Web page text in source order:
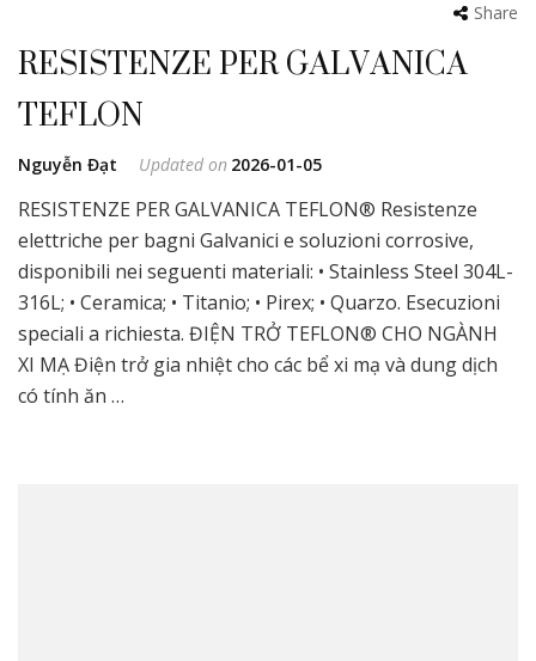
Share
RESISTENZE PER GALVANICA
TEFLON
Nguyễn Đạt Updated on 2026-01-05
RESISTENZE PER GALVANICA TEFLON® Resistenze
elettriche per bagni Galvanici e soluzioni corrosive,
disponibili nei seguenti materiali: • Stainless Steel 304L-
316L; • Ceramica; • Titanio; • Pirex; • Quarzo. Esecuzioni
speciali a richiesta. ĐIỆN TRỞ TEFLON® CHO NGÀNH
XI MẠ Điện trở gia nhiệt cho các bể xi mạ và dung dịch
có tính ăn …